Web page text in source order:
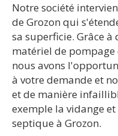
Notre société
de Grozon qui
sa superficie. Grâce
matériel de pompage
nous avons
à votre demande et
et de manière
exemple la vidange
septique à Grozon.